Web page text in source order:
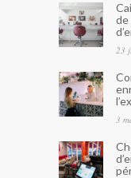
de
23
3